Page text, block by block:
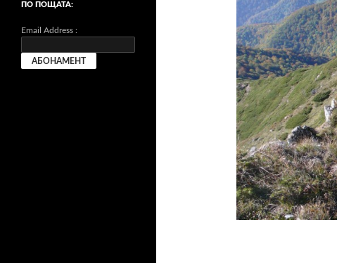
ПО ПОЩАТА:
Email Address :